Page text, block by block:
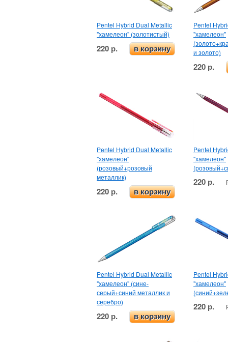
Pentel Hybrid Dual Metallic
"хамелеон" (золотистый)
220 р. в корзину
Pentel
"хамелеон"
и золото)
220 р.
Pentel Hybrid Dual Metallic
"хамелеон"
(розовый+розовый
металлик)
220 р. в корзину
Pentel
"хамелеон"
220 р.
Pentel Hybrid Dual Metallic
"хамелеон" (сине-
серый+синий металлик и
серебро)
220 р. в корзину
Pentel
"хамелеон"
220 р.